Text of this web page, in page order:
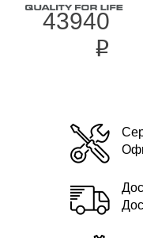
43940
i